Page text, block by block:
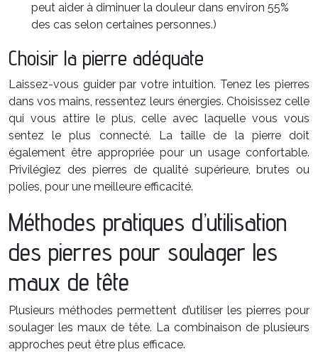
peut aider à diminuer la douleur dans environ 55%
des cas selon certaines personnes.)
Choisir la pierre adéquate
Laissez-vous guider par votre intuition. Tenez les pierres
dans vos mains, ressentez leurs énergies. Choisissez celle
qui vous attire le plus, celle avec laquelle vous vous
sentez le plus connecté. La taille de la pierre doit
également être appropriée pour un usage confortable.
Privilégiez des pierres de qualité supérieure, brutes ou
polies, pour une meilleure efficacité.
Méthodes pratiques d’utilisation
des pierres pour soulager les
maux de tête
Plusieurs méthodes permettent d’utiliser les pierres pour
soulager les maux de tête. La combinaison de plusieurs
approches peut être plus efficace.